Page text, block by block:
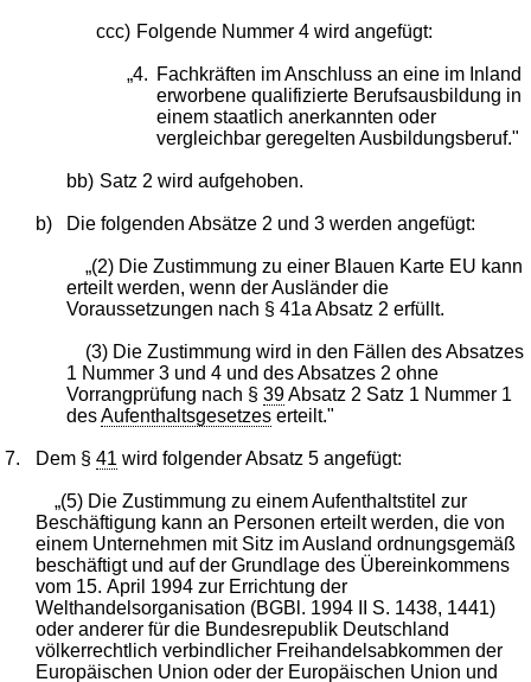
ccc) Folgende Nummer 4 wird angefügt:
„4. Fachkräften im Anschluss an eine im Inland
erworbene qualifizierte Berufsausbildung in
einem staatlich anerkannten oder
vergleichbar geregelten Ausbildungsberuf."
bb) Satz 2 wird aufgehoben.
b) Die folgenden Absätze 2 und 3 werden angefügt:
„(2) Die Zustimmung zu einer Blauen Karte EU kann
erteilt werden, wenn der Ausländer die
Voraussetzungen nach § 41a Absatz 2 erfüllt.
(3) Die Zustimmung wird in den Fällen des Absatzes
1 Nummer 3 und 4 und des Absatzes 2 ohne
Vorrangprüfung nach § 39Absatz 2 Satz 1 Nummer 1
desAufenthaltsgesetzeserteilt."
7. Dem §41 wird folgender Absatz 5 angefügt:
„(5) Die Zustimmung zu einem Aufenthaltstitel zur
Beschäftigung kann an Personen erteilt werden, die von
einem Unternehmen mit Sitz im Ausland ordnungsgemäß
beschäftigt und auf der Grundlage des Übereinkommens
vom 15. April 1994 zur Errichtung der
Welthandelsorganisation (BGBl. 1994 II S. 1438, 1441)
oder anderer für die Bundesrepublik Deutschland
völkerrechtlich verbindlicher Freihandelsabkommen der
Europäischen Union oder der Europäischen Union und